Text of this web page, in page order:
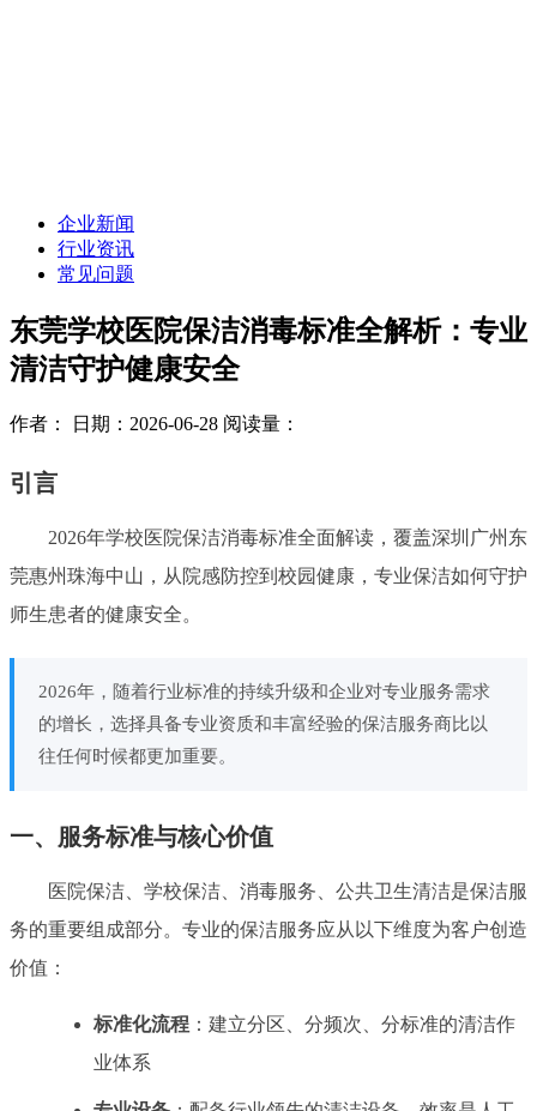
企业新闻
行业资讯
常见问题
东莞学校医院保洁消毒标准全解析：专业
清洁守护健康安全
作者： 日期：2026-06-28 阅读量：
引言
2026年学校医院保洁消毒标准全面解读，覆盖深圳广州东
莞惠州珠海中山，从院感防控到校园健康，专业保洁如何守护
师生患者的健康安全。
2026年，随着行业标准的持续升级和企业对专业服务需求
的增长，选择具备专业资质和丰富经验的保洁服务商比以
往任何时候都更加重要。
一、服务标准与核心价值
医院保洁、学校保洁、消毒服务、公共卫生清洁是保洁服
务的重要组成部分。专业的保洁服务应从以下维度为客户创造
价值：
标准化流程 ：建立分区、分频次、分标准的清洁作
业体系